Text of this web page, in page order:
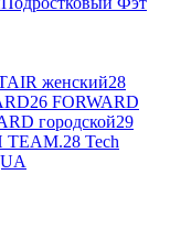
женский28
26 FORWARD
городской29
TEAM.28 Tech